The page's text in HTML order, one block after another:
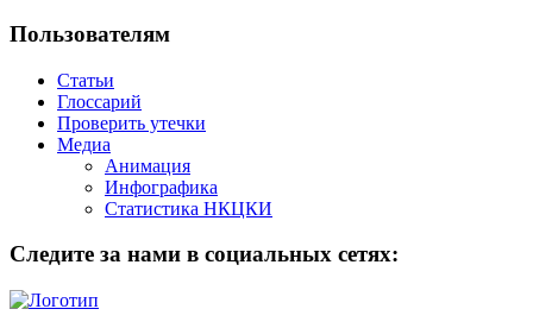
Пользователям
Статьи
Глоссарий
Проверить утечки
Медиа
Анимация
Инфографика
Статистика НКЦКИ
Следите за нами в социальных сетях: